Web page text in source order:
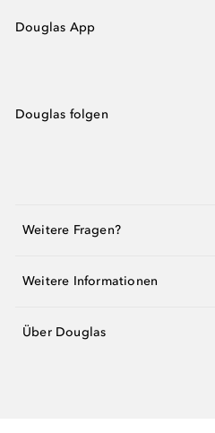
Douglas App
Douglas folgen
Weitere Fragen?
Weitere Informationen
Über Douglas